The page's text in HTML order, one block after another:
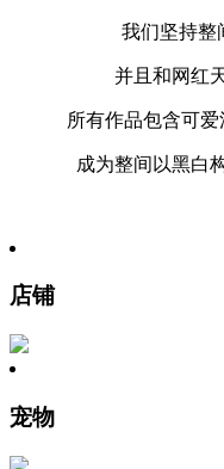
我们坚持整
并且和网红
所有作品包含可
成为整间以黑白
店铺
宠物